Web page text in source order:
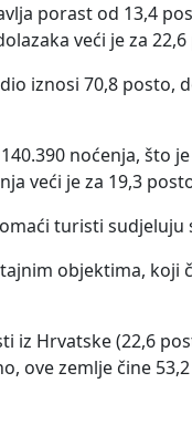
porast od 13,4
veći je za
iznosi 70,8 posto,
noćenja, što
veći je za 19,3
turisti sudjeluju
objektima, koji
Hrvatske (22,6
ove zemlje čine